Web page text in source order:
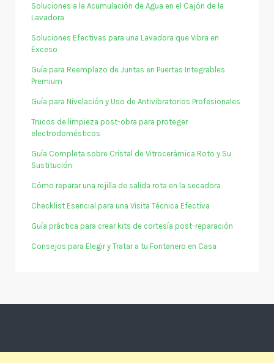
Soluciones a la Acumulación de Agua en el Cajón de la
Lavadora
Soluciones Efectivas para una Lavadora que Vibra en
Exceso
Guía para Reemplazo de Juntas en Puertas Integrables
Premium
Guía para Nivelación y Uso de Antivibratorios Profesionales
Trucos de limpieza post-obra para proteger
electrodomésticos
Guía Completa sobre Cristal de Vitrocerámica Roto y Su
Sustitución
Cómo reparar una rejilla de salida rota en la secadora
Checklist Esencial para una Visita Técnica Efectiva
Guía práctica para crear kits de cortesía post-reparación
Consejos para Elegir y Tratar a tu Fontanero en Casa